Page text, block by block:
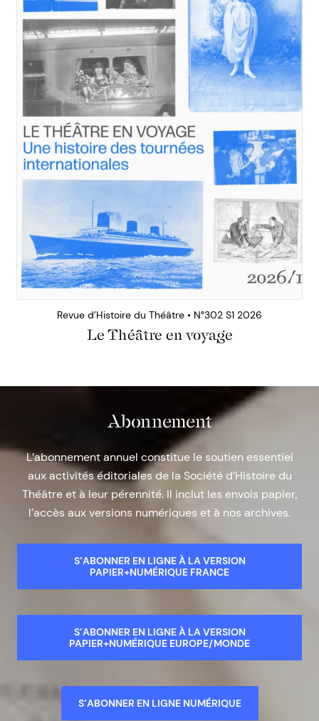
Revue d’Histoire du Théâtre • N°302 S1 2026
Le Théâtre en voyage
Abonnement
L’abonnement annuel constitue le soutien essentiel
aux activités éditoriales de la Société d’Histoire du
Théâtre et à leur pérennité. Il inclut les envois papier,
l’accès aux versions numériques et à nos archives.
S’ABONNER EN LIGNE À LA VERSION
PAPIER+NUMÉRIQUE FRANCE
S’ABONNER EN LIGNE À LA VERSION
PAPIER+NUMÉRIQUE EUROPE/MONDE
S’ABONNER EN LIGNE NUMÉRIQUE